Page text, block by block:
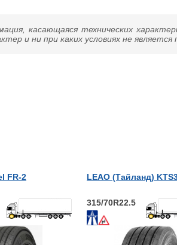
касающаяся технических
и ни при каких условиях не является
FR-2 LEAO (Тайланд)
315/70R22.5